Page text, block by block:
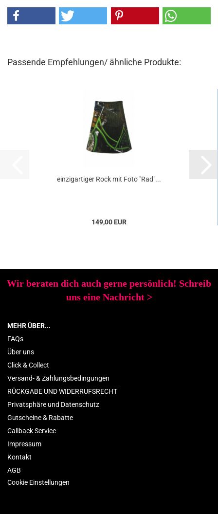
Passende Empfehlungen/ ähnliche Produkte:
einzigartiger Rock mit Foto "Rad"...
149,00 EUR
Wir beraten dich auch gerne persönlich! Schreib
uns eine Nachricht >
MEHR ÜBER...
FAQs
Über uns
Click & Collect
Versand- & Zahlungsbedingungen
RÜCKGABE UND WIDERRUFSRECHT
Privatsphäre und Datenschutz
Gutscheine & Rabatte
Callback Service
Impressum
Kontakt
AGB
Cookie Einstellungen